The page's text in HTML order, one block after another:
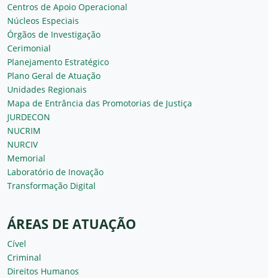
Centros de Apoio Operacional
Núcleos Especiais
Órgãos de Investigação
Cerimonial
Planejamento Estratégico
Plano Geral de Atuação
Unidades Regionais
Mapa de Entrância das Promotorias de Justiça
JURDECON
NUCRIM
NURCIV
Memorial
Laboratório de Inovação
Transformação Digital
ÁREAS DE ATUAÇÃO
Cível
Criminal
Direitos Humanos